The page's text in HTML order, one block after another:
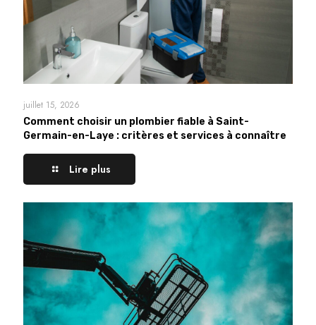
juillet 15, 2026
Comment choisir un plombier fiable à Saint-
Germain-en-Laye : critères et services à connaître
Lire plus